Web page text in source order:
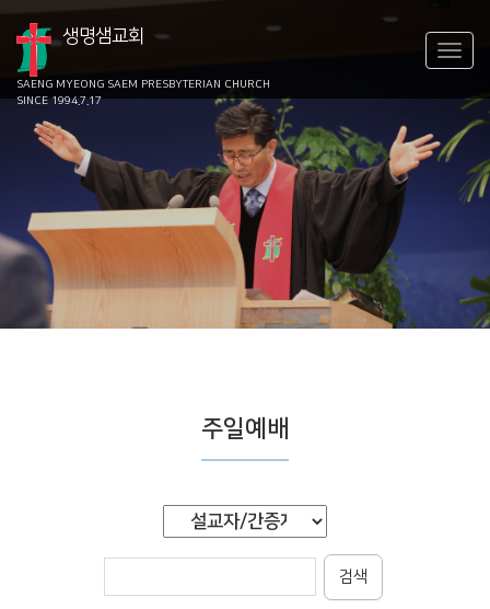
생명샘교회
SAENG MYEONG SAEM PRESBYTERIAN CHURCH
SINCE 1994.7.17
주일예배
검색